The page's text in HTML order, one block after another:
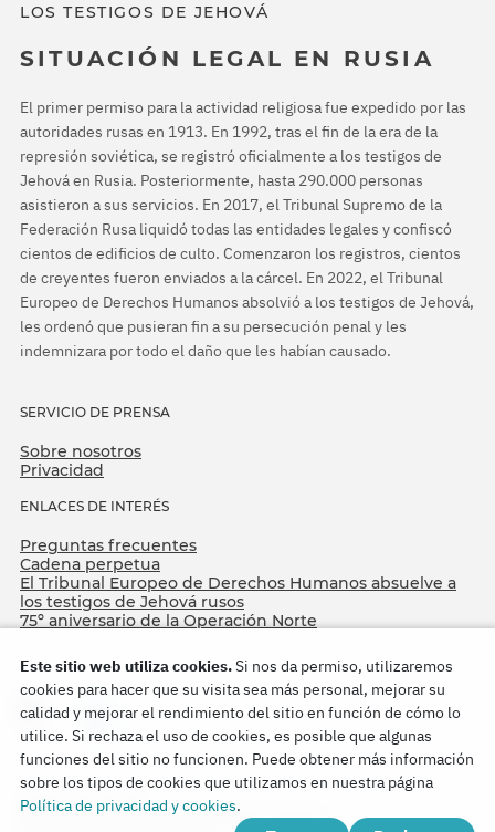
LOS TESTIGOS DE JEHOVÁ
SITUACIÓN LEGAL EN RUSIA
El primer permiso para la actividad religiosa fue expedido por las
autoridades rusas en 1913. En 1992, tras el fin de la era de la
represión soviética, se registró oficialmente a los testigos de
Jehová en Rusia. Posteriormente, hasta 290.000 personas
asistieron a sus servicios. En 2017, el Tribunal Supremo de la
Federación Rusa liquidó todas las entidades legales y confiscó
cientos de edificios de culto. Comenzaron los registros, cientos
de creyentes fueron enviados a la cárcel. En 2022, el Tribunal
Europeo de Derechos Humanos absolvió a los testigos de Jehová,
les ordenó que pusieran fin a su persecución penal y les
indemnizara por todo el daño que les habían causado.
SERVICIO DE PRENSA
Sobre nosotros
Privacidad
ENLACES DE INTERÉS
Preguntas frecuentes
Cadena perpetua
El Tribunal Europeo de Derechos Humanos absuelve a
los testigos de Jehová rusos
75º aniversario de la Operación Norte
Copyright © 2026
Watch Tower Bible and Tract Society of Korea.
Este sitio web utiliza cookies.Si nos da permiso, utilizaremos
cookies para hacer que su visita sea más personal, mejorar su
calidad y mejorar el rendimiento del sitio en función de cómo lo
utilice. Si rechaza el uso de cookies, es posible que algunas
funciones del sitio no funcionen. Puede obtener más información
sobre los tipos de cookies que utilizamos en nuestra página
Política de privacidad y cookies.